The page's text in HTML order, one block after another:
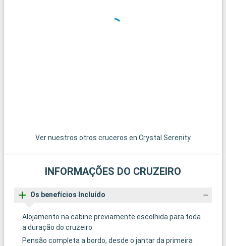
Ver nuestros otros cruceros en Crystal Serenity
INFORMAÇÕES DO CRUZEIRO
Os benefícios Incluído
Alojamento na cabine previamente escolhida para toda
a duração do cruzeiro
Pensão completa a bordo, desde o jantar da primeira